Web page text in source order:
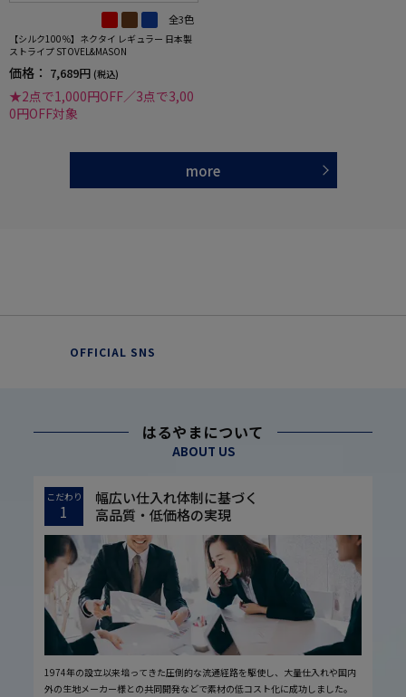
全3色
【シルク100％】ネクタイ レギュラー 日本製
ストライプ STOVEL&MASON
価格： 7,689円 (税込)
★2点で1,000円OFF／3点で3,00
0円OFF対象
more
OFFICIAL SNS
はるやまについて
ABOUT US
こだわり
1
幅広い仕入れ体制に基づく
高品質・低価格の実現
1974年の設立以来培ってきた圧倒的な流通経路を駆使し、大量仕入れや国内
外の生地メーカー様との共同開発などで素材の低コスト化に成功しました。